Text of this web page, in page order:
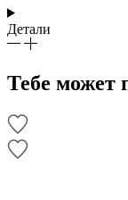
Детали
Тебе может